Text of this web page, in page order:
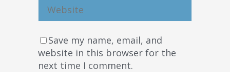
Save my name, email, and
website in this browser for the
next time I comment.